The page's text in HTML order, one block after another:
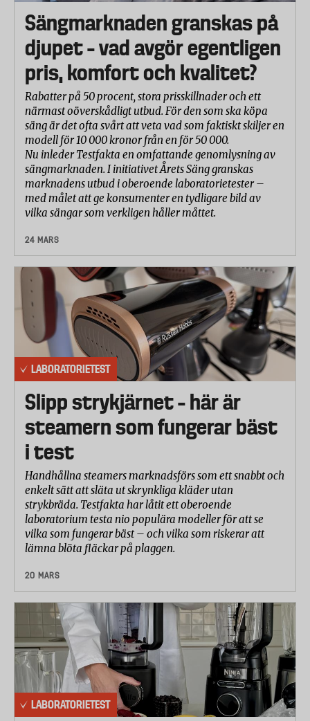
Sängmarknaden granskas på
djupet – vad avgör egentligen
pris, komfort och kvalitet?
Rabatter på 50 procent, stora prisskillnader och ett
närmast oöverskådligt utbud. För den som ska köpa
säng är det ofta svårt att veta vad som faktiskt skiljer en
modell för 10 000 kronor från en för 50 000.
Nu inleder Testfakta en omfattande genomlysning av
sängmarknaden. I initiativet Årets Säng granskas
marknadens utbud i oberoende laboratorietester –
med målet att ge konsumenter en tydligare bild av
vilka sängar som verkligen håller måttet.
24 MARS
LABORATORIETEST
Slipp strykjärnet – här är
steamern som fungerar bäst
i test
Handhållna steamers marknadsförs som ett snabbt och
enkelt sätt att släta ut skrynkliga kläder utan
strykbräda. Testfakta har låtit ett oberoende
laboratorium testa nio populära modeller för att se
vilka som fungerar bäst – och vilka som riskerar att
lämna blöta fläckar på plaggen.
20 MARS
LABORATORIETEST